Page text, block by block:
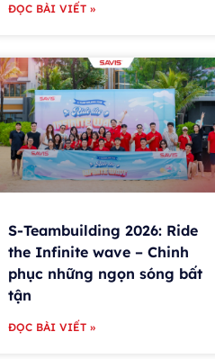
ĐỌC BÀI VIẾT »
S-Teambuilding 2026: Ride
the Infinite wave – Chinh
phục những ngọn sóng bất
tận
ĐỌC BÀI VIẾT »